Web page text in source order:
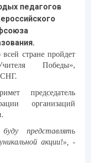
педагогов
стране пройдет
Победы»,
председатель
организаций
представлять
акции!»,
-